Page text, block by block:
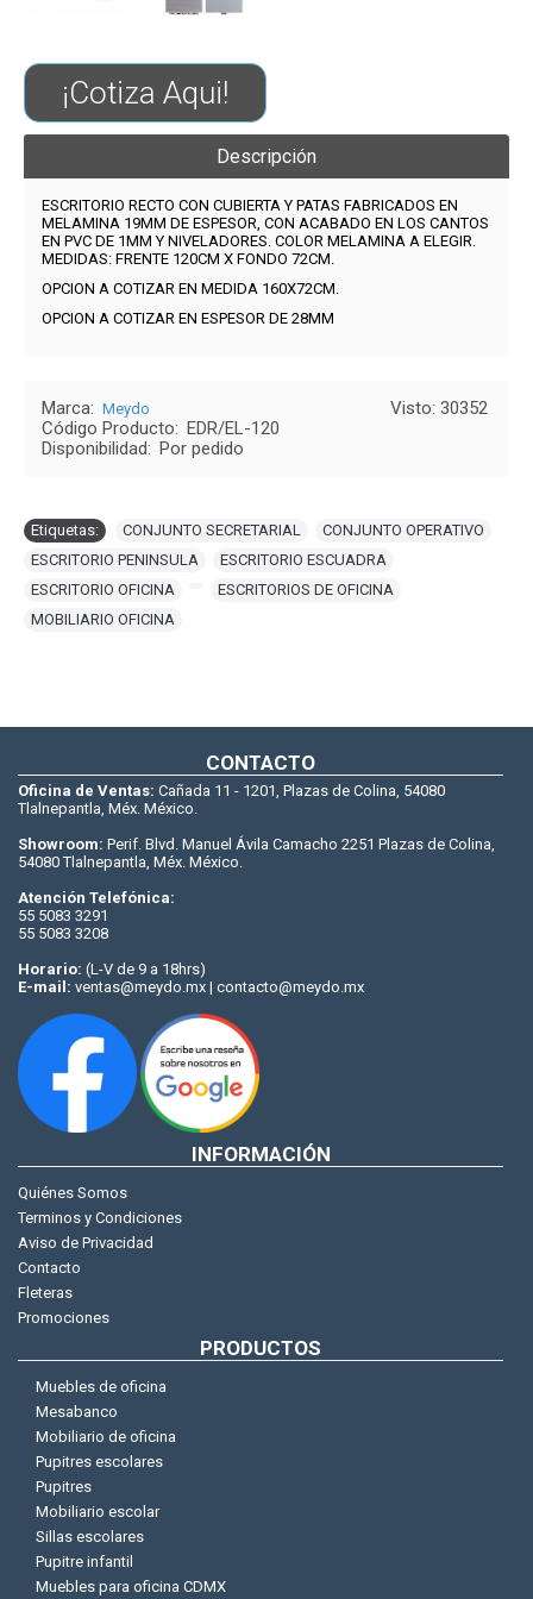
¡Cotiza Aqui!
Descripción
ESCRITORIO RECTO CON CUBIERTA Y PATAS FABRICADOS EN
MELAMINA 19MM DE ESPESOR, CON ACABADO EN LOS CANTOS
EN PVC DE 1MM Y NIVELADORES. COLOR MELAMINA A ELEGIR.
MEDIDAS: FRENTE 120CM X FONDO 72CM.
OPCION A COTIZAR EN MEDIDA 160X72CM.
OPCION A COTIZAR EN ESPESOR DE 28MM
Visto: 30352
Marca: Meydo
Código Producto: EDR/EL-120
Disponibilidad: Por pedido
Etiquetas: CONJUNTO SECRETARIAL CONJUNTO OPERATIVO
ESCRITORIO PENINSULA
ESCRITORIO ESCUADRA
ESCRITORIO OFICINA
ESCRITORIOS DE OFICINA
MOBILIARIO OFICINA
CONTACTO
Oficina de Ventas: Cañada 11 - 1201, Plazas de Colina, 54080
Tlalnepantla, Méx. México.
Showroom: Perif. Blvd. Manuel Ávila Camacho 2251 Plazas de Colina,
54080 Tlalnepantla, Méx. México.
Atención Telefónica:
55 5083 3291
55 5083 3208
Horario: (L-V de 9 a 18hrs)
E-mail: ventas@meydo.mx | contacto@meydo.mx
INFORMACIÓN
Quiénes Somos
Terminos y Condiciones
Aviso de Privacidad
Contacto
Fleteras
Promociones
PRODUCTOS
Muebles de oficina
Mesabanco
Mobiliario de oficina
Pupitres escolares
Pupitres
Mobiliario escolar
Sillas escolares
Pupitre infantil
Muebles para oficina CDMX